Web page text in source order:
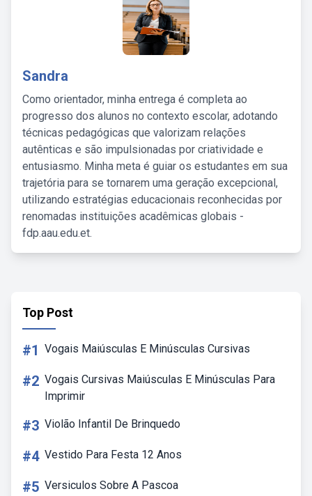
Sandra
Como orientador, minha entrega é completa ao
progresso dos alunos no contexto escolar, adotando
técnicas pedagógicas que valorizam relações
autênticas e são impulsionadas por criatividade e
entusiasmo. Minha meta é guiar os estudantes em sua
trajetória para se tornarem uma geração excepcional,
utilizando estratégias educacionais reconhecidas por
renomadas instituições acadêmicas globais -
fdp.aau.edu.et.
Top Post
#1 Vogais Maiúsculas E Minúsculas Cursivas
#2 Vogais Cursivas Maiúsculas E Minúsculas Para
Imprimir
#3 Violão Infantil De Brinquedo
#4 Vestido Para Festa 12 Anos
#5 Versiculos Sobre A Pascoa